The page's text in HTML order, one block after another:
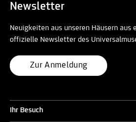
Newsletter
Neuigkeiten aus unseren Häusern aus
offizielle Newsletter des
Zur Anmeldung
Ihr Besuch